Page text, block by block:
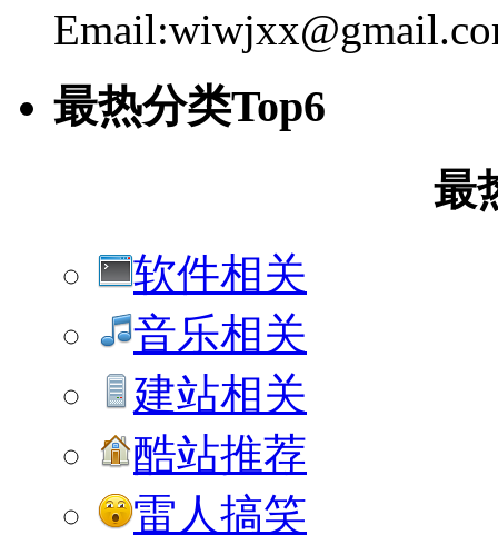
最热分类Top6
最
软件相关
音乐相关
建站相关
酷站推荐
雷人搞笑